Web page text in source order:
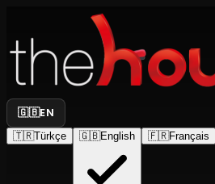
🇬🇧EN
🇹🇷Türkçe 🇬🇧English 🇫🇷Français